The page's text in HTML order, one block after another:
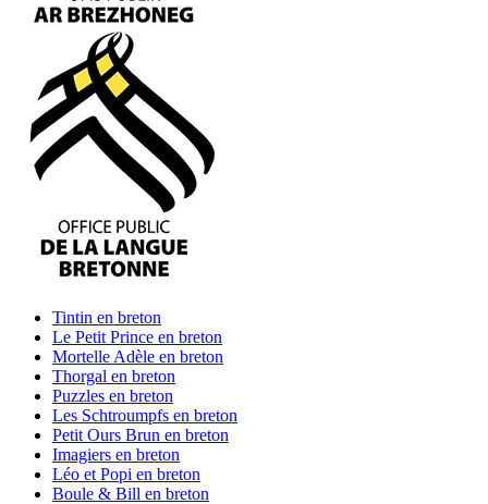
Tintin en breton
Le Petit Prince en breton
Mortelle Adèle en breton
Thorgal en breton
Puzzles en breton
Les Schtroumpfs en breton
Petit Ours Brun en breton
Imagiers en breton
Léo et Popi en breton
Boule & Bill en breton